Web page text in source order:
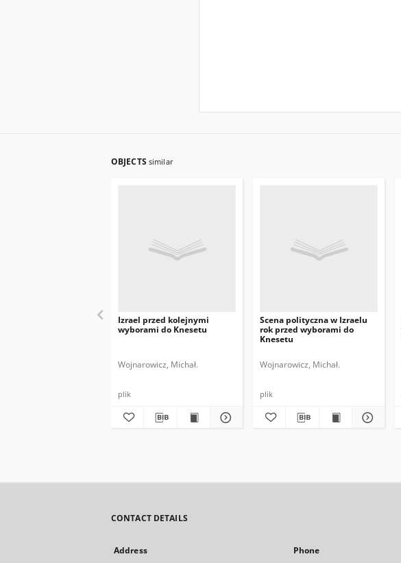
OBJECTS similar
Izrael przed kolejnymi
wyborami do Knesetu
Wojnarowicz, Michał.
plik
Scena polityczna w Izraelu
rok przed wyborami do
Knesetu
Wojnarowicz, Michał.
plik
CONTACT DETAILS
Address Phone